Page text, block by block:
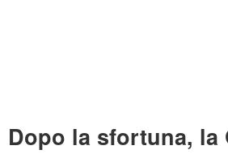
Dopo la sfortuna, la